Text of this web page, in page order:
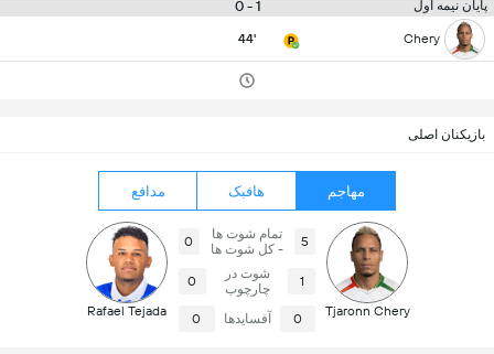
پایان نیمه اول 1 - 0
Chery
44'
بازیکنان اصلی
مهاجم هافبک مدافع
Tjaronn Chery
5
تمام شوت ها
- کل شوت ها
0
1
شوت در
چارچوب
0
0 آفسایدها 0
Rafael Tejada